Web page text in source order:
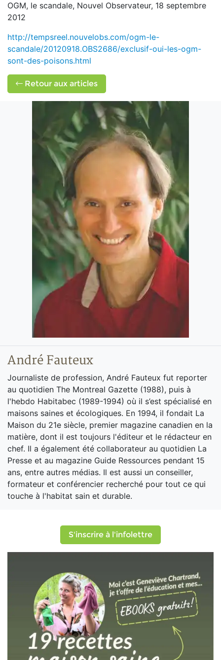
OGM, le scandale, Nouvel Observateur, 18 septembre
2012
http://tempsreel.nouvelobs.com/ogm-le-
scandale/20120918.OBS2686/exclusif-oui-les-ogm-
sont-des-poisons.html
Retour aux articles
André Fauteux
Journaliste de profession, André Fauteux fut reporter
au quotidien The Montreal Gazette (1988), puis à
l'hebdo Habitabec (1989-1994) où il s’est spécialisé en
maisons saines et écologiques. En 1994, il fondait La
Maison du 21e siècle, premier magazine canadien en la
matière, dont il est toujours l'éditeur et le rédacteur en
chef. Il a également été collaborateur au quotidien La
Presse et au magazine Guide Ressources pendant 15
ans, entre autres médias. Il est aussi un conseiller,
formateur et conférencier recherché pour tout ce qui
touche à l'habitat sain et durable.
S'inscrire à l'infolettre